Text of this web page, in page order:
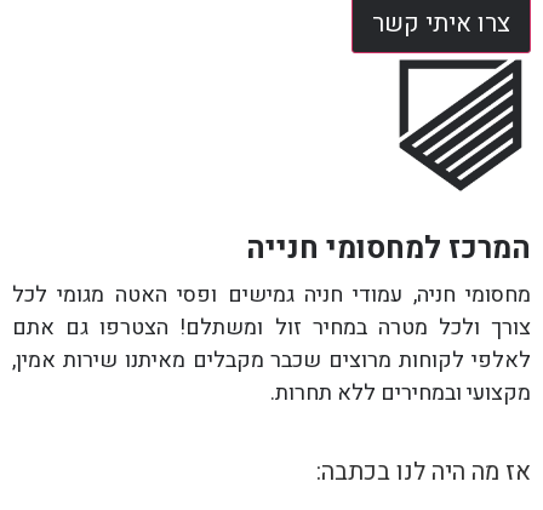
צרו איתי קשר
המרכז למחסומי חנייה
מחסומי חניה, עמודי חניה גמישים ופסי האטה מגומי לכל
צורך ולכל מטרה במחיר זול ומשתלם! הצטרפו גם אתם
לאלפי לקוחות מרוצים שכבר מקבלים מאיתנו שירות אמין,
מקצועי ובמחירים ללא תחרות.
אז מה היה לנו בכתבה: